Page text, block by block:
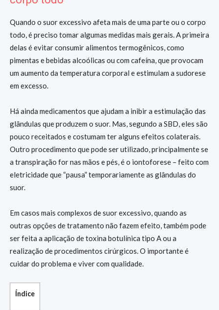
Quando o suor excessivo afeta mais de uma parte ou o corpo
todo, é preciso tomar algumas medidas mais gerais. A primeira
delas é evitar consumir alimentos termogênicos, como
pimentas e bebidas alcoólicas ou com cafeína, que provocam
um aumento da temperatura corporal e estimulam a sudorese
em excesso.
Há ainda medicamentos que ajudam a inibir a estimulação das
glândulas que produzem o suor. Mas, segundo a SBD, eles são
pouco receitados e costumam ter alguns efeitos colaterais.
Outro procedimento que pode ser utilizado, principalmente se
a transpiração for nas mãos e pés, é o iontoforese – feito com
eletricidade que “pausa” temporariamente as glândulas do
suor.
Em casos mais complexos de suor excessivo, quando as
outras opções de tratamento não fazem efeito, também pode
ser feita a aplicação de toxina botulínica tipo A ou a
realização de procedimentos cirúrgicos. O importante é
cuidar do problema e viver com qualidade.
Índice